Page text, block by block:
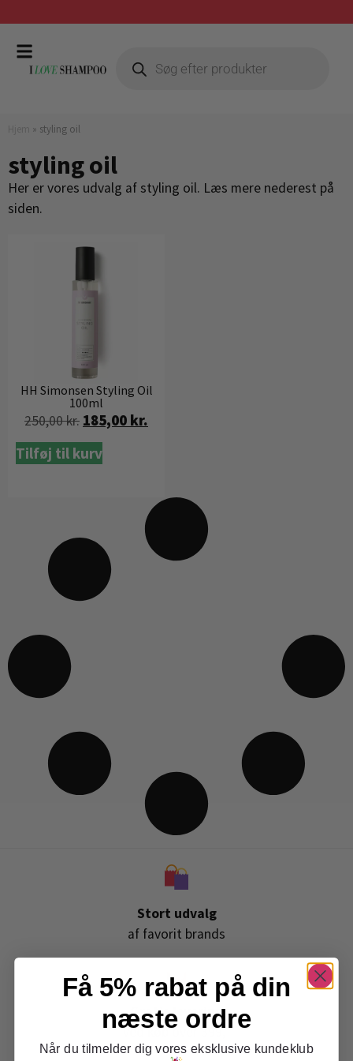
» styling oil
styling oil
Her er vores udvalg af styling oil. Læs mere nederest på
siden.
HH Simonsen Styling Oil
100ml
250,00kr. 185,00 kr.
Tilføj til kurv
Stort udvalg
af favorit brands
Gratis levering
ved køb over 399,-
Få 5% rabat på din
næste ordre
Når du tilmelder dig vores eksklusive kundeklub